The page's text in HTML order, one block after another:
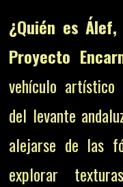
¿Quién es
Proyecto
vehículo
del levante
alejarse de las
explorar